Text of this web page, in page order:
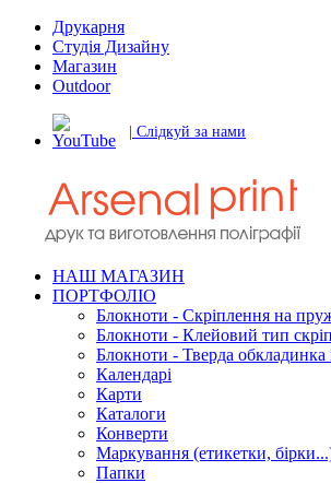
Друкарня
Студія Дизайну
Магазин
Outdoor
| Слідкуй за нами
НАШ МАГАЗИН
ПОРТФОЛІО
Блокноти - Скріплення на
Блокноти - Клейовий тип
Блокноти - Тверда
Календарі
Карти
Каталоги
Конверти
Маркування (етикетки,
Папки